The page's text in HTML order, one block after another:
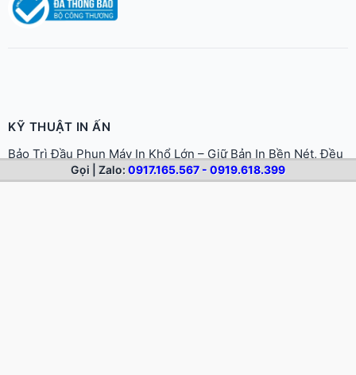
Gọi | Zalo:0917.165.567 - 0919.618.399
KỸ THUẬT IN ẤN
Bảo Trì Đầu Phun Máy In Khổ Lớn – Giữ Bản In Bền Nét, Đều